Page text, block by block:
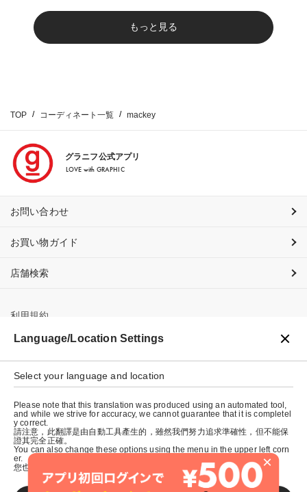
もっと見る
TOP コーディネート一覧 mackey
グラニフ公式アプリ
LOVE with GRAPHIC
お問い合わせ
お買い物ガイド
店舗検索
利用規約
プライバシーポリシー
特定商取引法に基づく表示
会社概要
×
Language/Location Settings
Select your language and location
Please note that this translation was produced using an automated tool,
and while we strive for accuracy, we cannot guarantee that it is completel
y correct.
請注意，此翻譯是由自動工具產生的，雖然我們努力追求準確性，但不能保
證其完全正確。
You can also change these options using the menu in the upper left corn
er.
您也可以使用左上角的選單來更改這些選項。